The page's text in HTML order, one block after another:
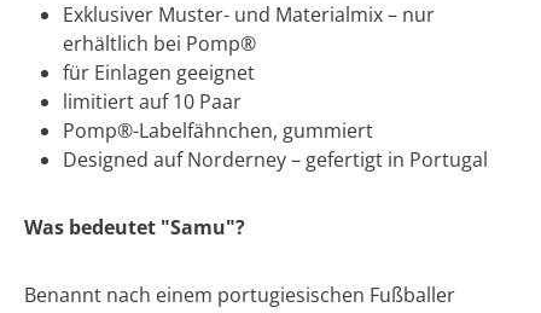
Exklusiver Muster- und Materialmix – nur
erhältlich bei Pomp®
für Einlagen geeignet
limitiert auf 10 Paar
Pomp®-Labelfähnchen, gummiert
Designed auf Norderney – gefertigt in Portugal
Was bedeutet "Samu"?
Benannt nach einem portugiesischen Fußballer